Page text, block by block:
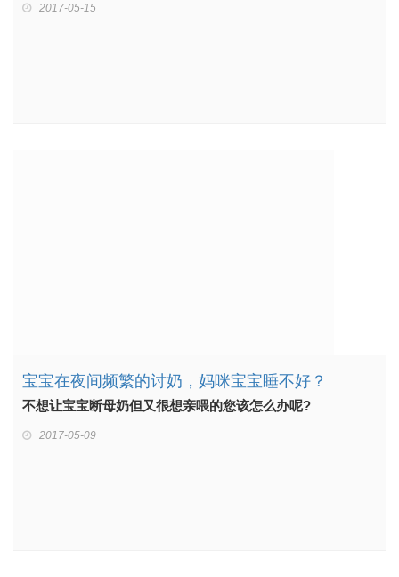
2017-05-15
宝宝在夜间频繁的讨奶，妈咪宝宝睡不好？
不想让宝宝断母奶但又很想亲喂的您该怎么办呢?
2017-05-09